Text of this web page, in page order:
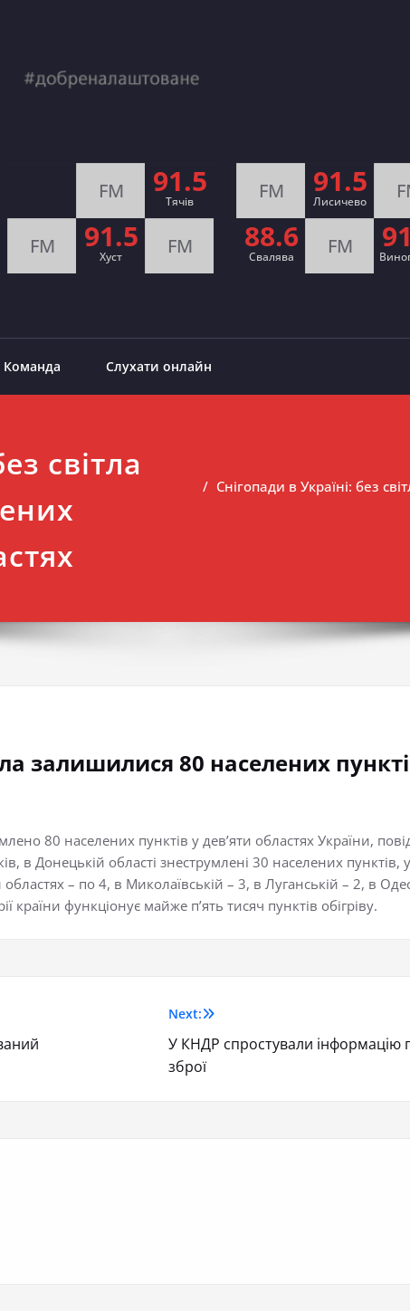
FM 91.5
Тячів
FM 91.5
Хуст FM
FM 91.5
Лисичево
88.6
Свалява FM
Команда Слухати онлайн
світла
Снігопади в Україні: без
залишилися 80 населених
80 населених пунктів у дев’яти областях України,
в Донецькій області знеструмлені 30 населених пунктів,
областях – по 4, в Миколаївській – 3, в Луганській – 2, в
функціонує майже п’ять тисяч пунктів обігріву.
Next:
У КНДР спростували інформацію
зброї